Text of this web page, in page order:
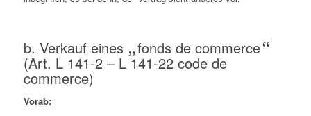
b. Verkauf eines „fonds de commerce“
(Art. L 141-2 – L 141-22 code de
commerce)
Vorab: